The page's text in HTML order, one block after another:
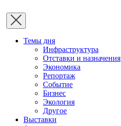
Темы дня
Инфраструктура
Отставки и назначения
Экономика
Репортаж
Событие
Бизнес
Экология
Другое
Выставки